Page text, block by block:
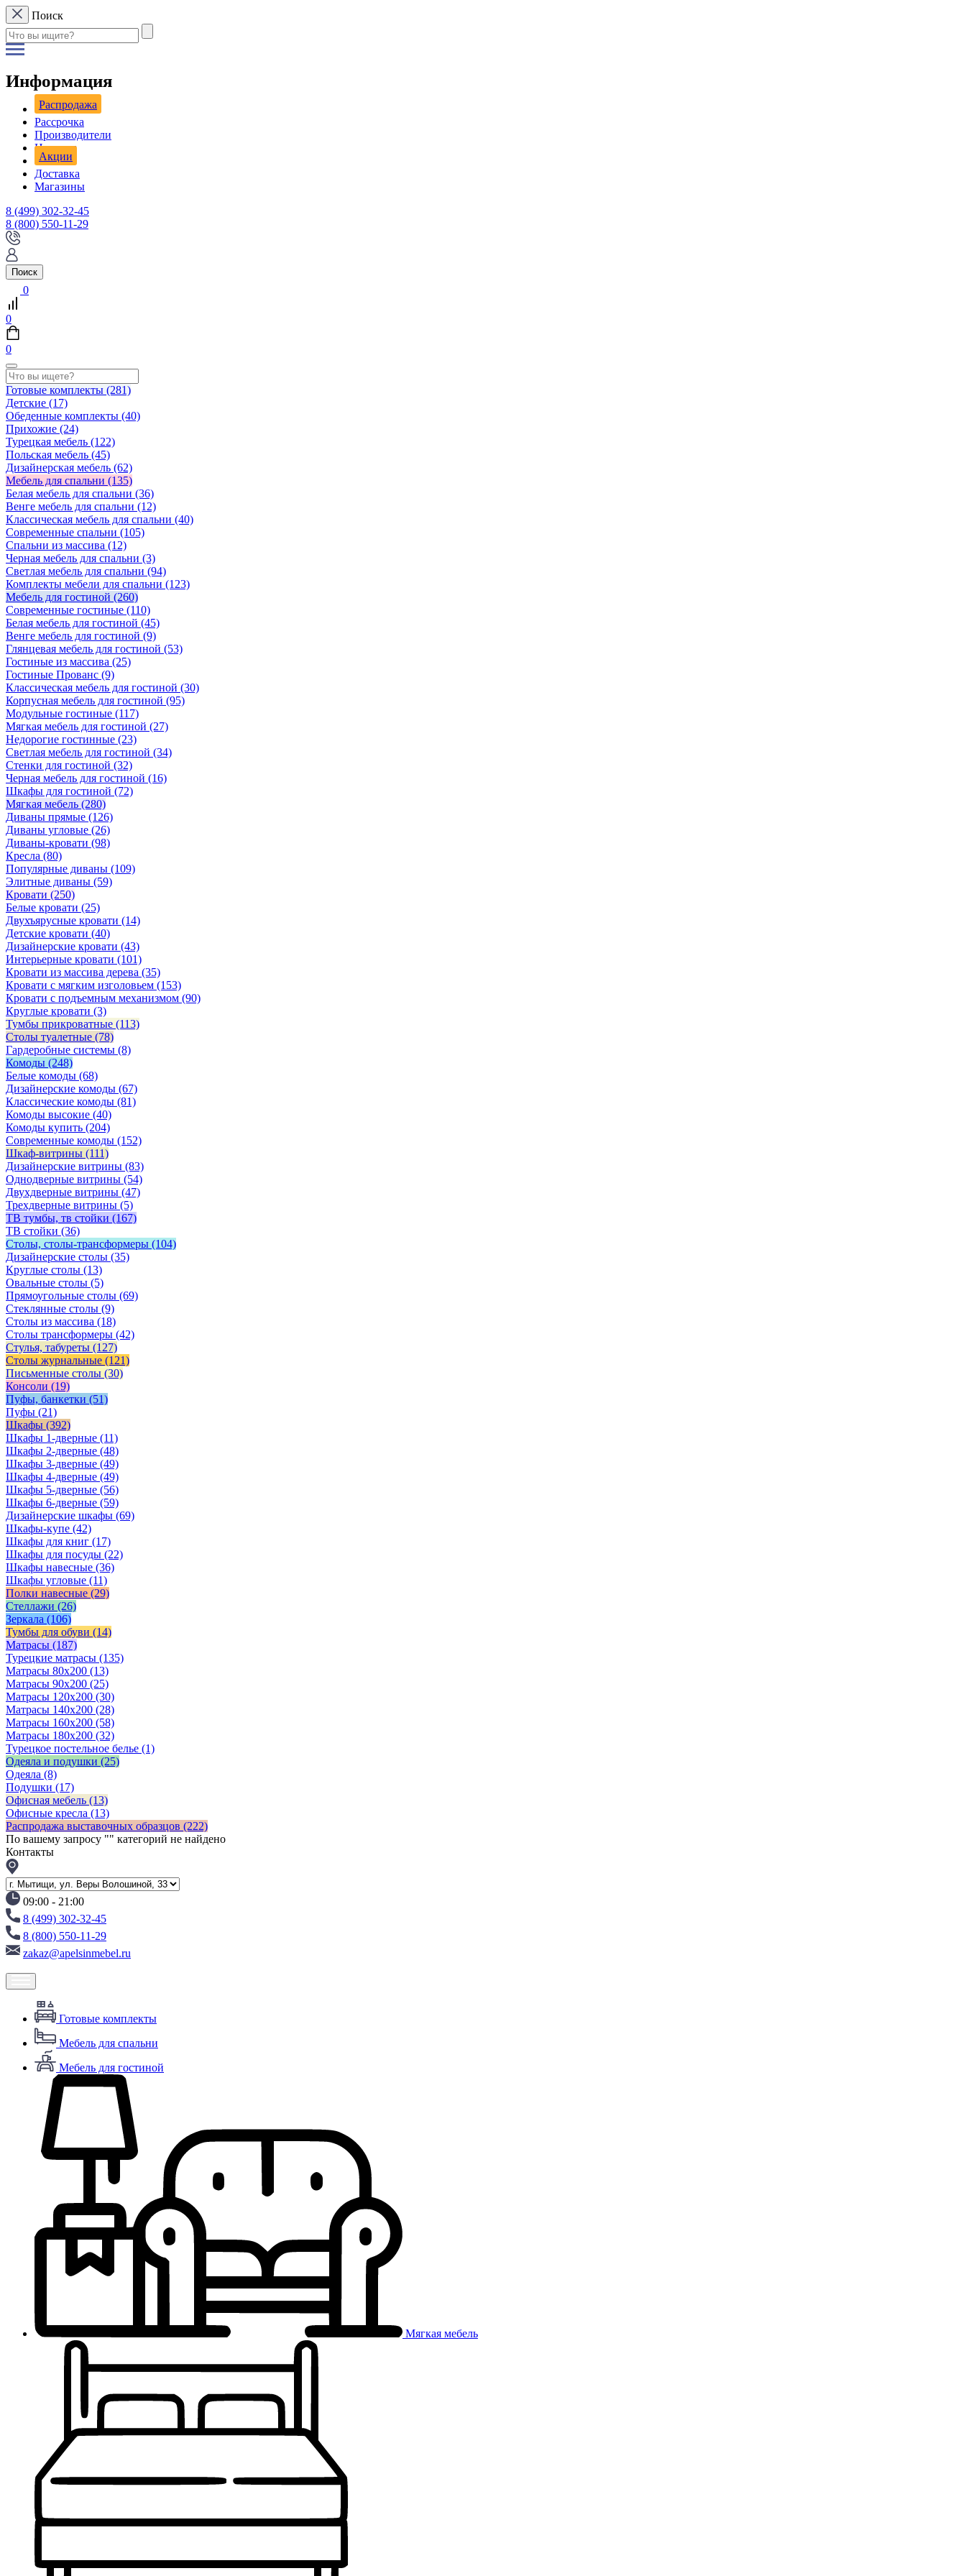
Поиск
Информация
Распродажа
Рассрочка
Производители
Новости
Акции
Доставка
Магазины
8 (499) 302-32-45
8 (800) 550-11-29
Поиск
0
0
0
Готовые комплекты (281)
Детские (17)
Обеденные комплекты (40)
Прихожие (24)
Турецкая мебель (122)
Польская мебель (45)
Дизайнерская мебель (62)
Мебель для спальни (135)
Белая мебель для спальни (36)
Венге мебель для спальни (12)
Классическая мебель для спальни (40)
Современные спальни (105)
Спальни из массива (12)
Черная мебель для спальни (3)
Светлая мебель для спальни (94)
Комплекты мебели для спальни (123)
Мебель для гостиной (260)
Современные гостиные (110)
Белая мебель для гостиной (45)
Венге мебель для гостиной (9)
Глянцевая мебель для гостиной (53)
Гостиные из массива (25)
Гостиные Прованс (9)
Классическая мебель для гостиной (30)
Корпусная мебель для гостиной (95)
Модульные гостиные (117)
Мягкая мебель для гостиной (27)
Недорогие гостинные (23)
Светлая мебель для гостиной (34)
Стенки для гостиной (32)
Черная мебель для гостиной (16)
Шкафы для гостиной (72)
Мягкая мебель (280)
Диваны прямые (126)
Диваны угловые (26)
Диваны-кровати (98)
Кресла (80)
Популярные диваны (109)
Элитные диваны (59)
Кровати (250)
Белые кровати (25)
Двухъярусные кровати (14)
Детские кровати (40)
Дизайнерские кровати (43)
Интерьерные кровати (101)
Кровати из массива дерева (35)
Кровати с мягким изголовьем (153)
Кровати с подъемным механизмом (90)
Круглые кровати (3)
Тумбы прикроватные (113)
Столы туалетные (78)
Гардеробные системы (8)
Комоды (248)
Белые комоды (68)
Дизайнерские комоды (67)
Классические комоды (81)
Комоды высокие (40)
Комоды купить (204)
Современные комоды (152)
Шкаф-витрины (111)
Дизайнерские витрины (83)
Однодверные витрины (54)
Двухдверные витрины (47)
Трехдверные витрины (5)
ТВ тумбы, тв стойки (167)
ТВ стойки (36)
Столы, столы-трансформеры (104)
Дизайнерские столы (35)
Круглые столы (13)
Овальные столы (5)
Прямоугольные столы (69)
Стеклянные столы (9)
Столы из массива (18)
Столы трансформеры (42)
Стулья, табуреты (127)
Столы журнальные (121)
Письменные столы (30)
Консоли (19)
Пуфы, банкетки (51)
Пуфы (21)
Шкафы (392)
Шкафы 1-дверные (11)
Шкафы 2-дверные (48)
Шкафы 3-дверные (49)
Шкафы 4-дверные (49)
Шкафы 5-дверные (56)
Шкафы 6-дверные (59)
Дизайнерские шкафы (69)
Шкафы-купе (42)
Шкафы для книг (17)
Шкафы для посуды (22)
Шкафы навесные (36)
Шкафы угловые (11)
Полки навесные (29)
Стеллажи (26)
Зеркала (106)
Тумбы для обуви (14)
Матрасы (187)
Турецкие матрасы (135)
Матрасы 80x200 (13)
Матрасы 90х200 (25)
Матрасы 120х200 (30)
Матрасы 140х200 (28)
Матрасы 160х200 (58)
Матрасы 180х200 (32)
Турецкое постельное белье (1)
Одеяла и подушки (25)
Одеяла (8)
Подушки (17)
Офисная мебель (13)
Офисные кресла (13)
Распродажа выставочных образцов (222)
По вашему запросу "" категорий не найдено
Контакты
09:00 - 21:00
8 (499) 302-32-45
8 (800) 550-11-29
zakaz@apelsinmebel.ru
Готовые комплекты
Мебель для спальни
Мебель для гостиной
Мягкая мебель